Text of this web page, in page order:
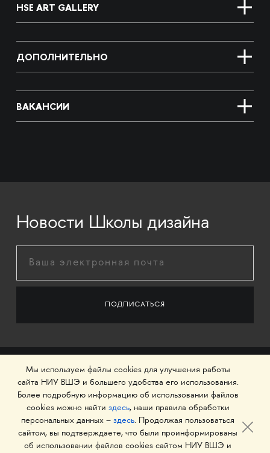
HSE ART GALLERY
ДОПОЛНИТЕЛЬНО
ВАКАНСИИ
Новости Школы дизайна
Мы используем файлы cookies для улучшения работы
сайта НИУ ВШЭ и большего удобства его использования.
Более подробную информацию об использовании файлов
cookies можно найти здесь, наши правила обработки
персональных данных – здесь. Продолжая пользоваться
сайтом, вы подтверждаете, что были проинформированы
об использовании файлов cookies сайтом НИУ ВШЭ и